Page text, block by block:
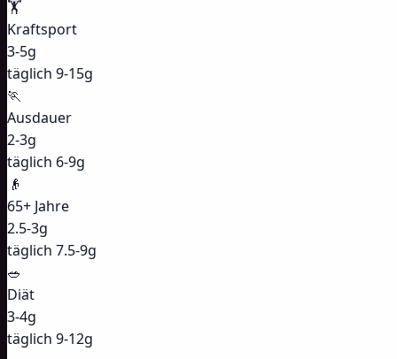
🏋️
Kraftsport
3-5g
täglich 9-15g
🏃
Ausdauer
2-3g
täglich 6-9g
👴
65+ Jahre
2.5-3g
täglich 7.5-9g
🥗
Diät
3-4g
täglich 9-12g